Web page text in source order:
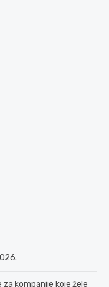
za kompanije koje žele